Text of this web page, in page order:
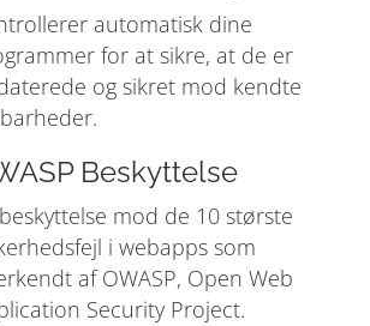
automatisk dine
for at sikre, at de er
og sikret mod kendte
Beskyttelse
mod de 10 største
i webapps som
af OWASP, Open Web
Security Project.